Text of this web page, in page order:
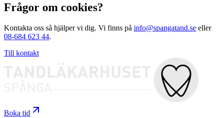
Frågor om cookies?
Kontakta oss så hjälper vi dig. Vi finns på info@spangatand.se eller
08-684 623 44.
Till kontakt
Boka tid